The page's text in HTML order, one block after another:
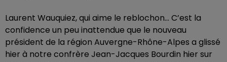
Laurent Wauquiez, qui aime le reblochon… C’est la
confidence un peu inattendue que le nouveau
président de la région Auvergne-Rhône-Alpes a glissé
hier à notre confrère Jean-Jacques Bourdin hier sur